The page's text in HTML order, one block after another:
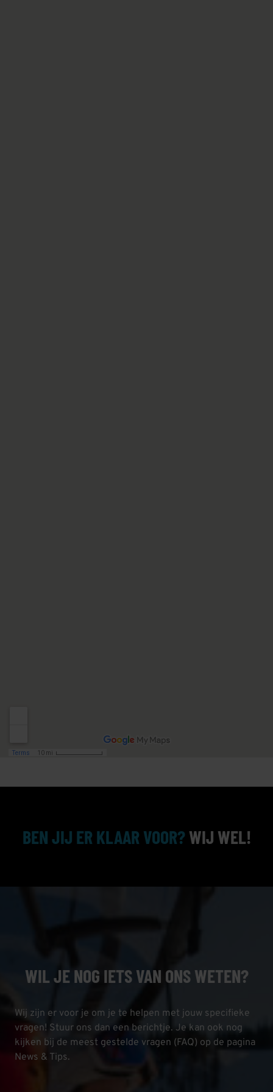
BEN JIJ ER KLAAR VOOR?WIJ WEL!
WIL JE NOG IETS VAN ONS WETEN?
Wij zijn er voor je om je te helpen met jouw specifieke
vragen! Stuur ons dan een berichtje. Je kan ook nog
kijken bij de meest gestelde vragen (FAQ) op de pagina
News & Tips.